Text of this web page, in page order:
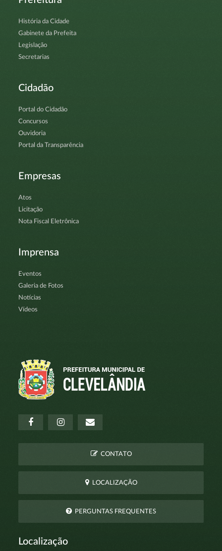
História da Cidade
Gabinete da Prefeita
Legislação
Secretarias
Cidadão
Portal do Cidadão
Concursos
Ouvidoria
Portal da Transparência
Empresas
Atos
Licitação
Nota Fiscal Eletrônica
Imprensa
Eventos
Galeria de Fotos
Notícias
Vídeos
CONTATO
LOCALIZAÇÃO
PERGUNTAS FREQUENTES
Localização